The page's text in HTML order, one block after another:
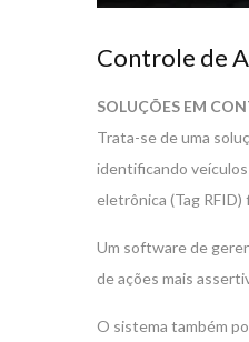
Controle de
SOLUÇÕES EM
Trata-se de uma
identificando
eletrônica (Tag RFID)
Um software de
de ações mais
O sistema também